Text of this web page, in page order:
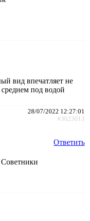
вид впечатляет не
под водой
28/07/2022 12:27:01
#3023013
Ответить